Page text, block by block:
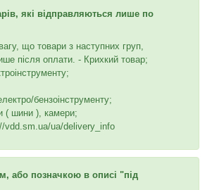
які відправляються лише по
що товари з наступних груп,
після оплати. - Крихкий товар;
бензоінструменту;
( шини ), камери;
vdd.sm.ua/ua/delivery_info
або позначкою в описі "під